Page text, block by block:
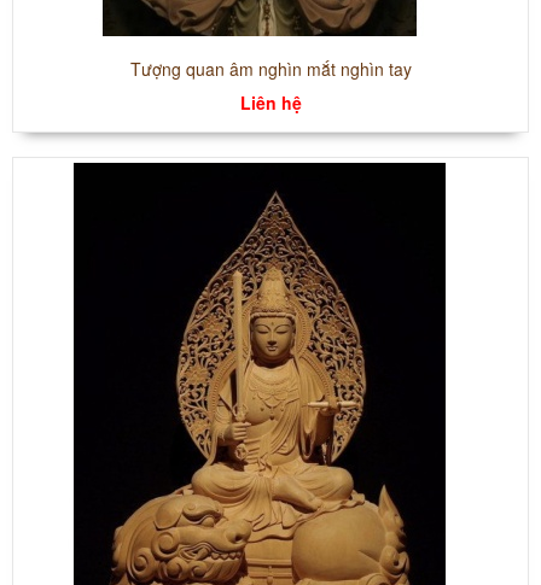
Tượng quan âm nghìn mắt nghìn tay
Liên hệ